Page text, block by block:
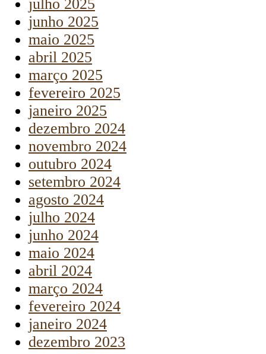
julho 2025
junho 2025
maio 2025
abril 2025
março 2025
fevereiro 2025
janeiro 2025
dezembro 2024
novembro 2024
outubro 2024
setembro 2024
agosto 2024
julho 2024
junho 2024
maio 2024
abril 2024
março 2024
fevereiro 2024
janeiro 2024
dezembro 2023